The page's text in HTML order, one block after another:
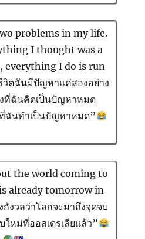
problems in my life.
I thought was a
everything I do is run
ตฉันมีปัญหาแค่สองอย่าง
ที่ฉันคิดเป็นปัญหาหมด
ฉันทำเป็นปัญหาหมด”
the world coming to
already tomorrow in
งวลว่าโลกจะมาถึงจุดจบ
ใหม่ที่ออสเตรเลียแล้ว”